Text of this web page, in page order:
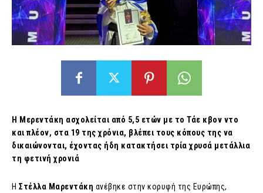
Η Μερεντάκη ασχολείται από 5,5 ετών με το Τάε κβον ντο
και πλέον, στα 19 της χρόνια, βλέπει τους κόπους της να
δικαιώνονται, έχοντας ήδη κατακτήσει τρία χρυσά μετάλλια
τη φετινή χρονιά
Η Στέλλα Μαρεντάκη ανέβηκε στην κορυφή της Ευρώπης,